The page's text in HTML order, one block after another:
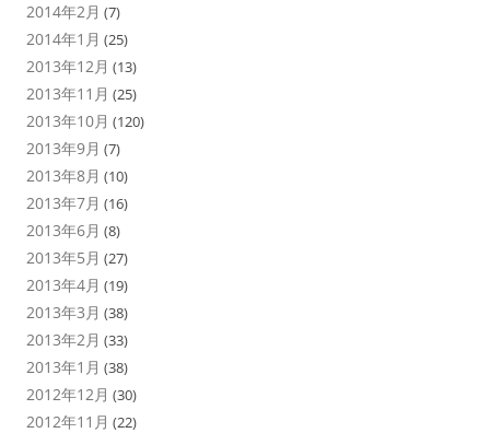
2014年2月 (7)
2014年1月 (25)
2013年12月 (13)
2013年11月 (25)
2013年10月 (120)
2013年9月 (7)
2013年8月 (10)
2013年7月 (16)
2013年6月 (8)
2013年5月 (27)
2013年4月 (19)
2013年3月 (38)
2013年2月 (33)
2013年1月 (38)
2012年12月 (30)
2012年11月 (22)